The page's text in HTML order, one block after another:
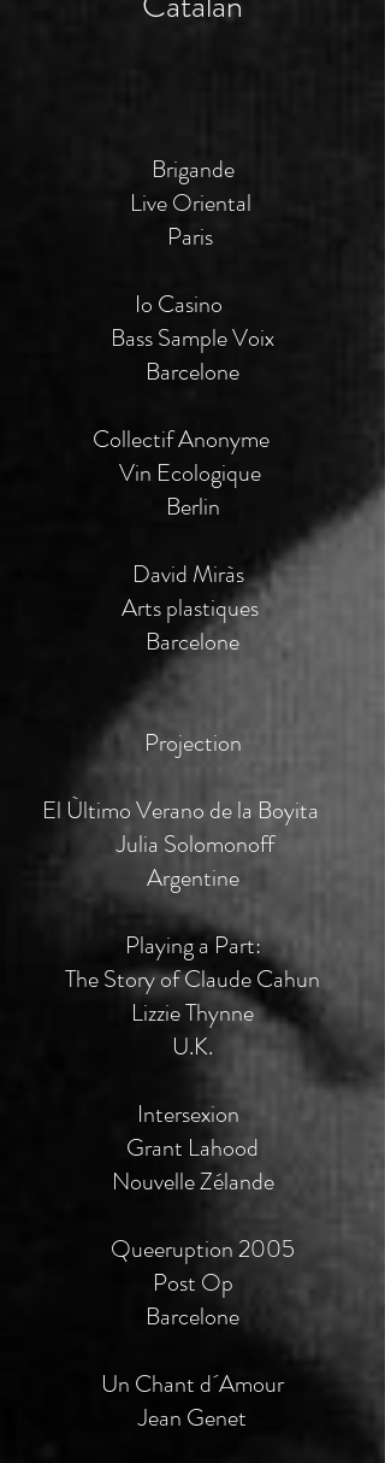
Brigande
Live Oriental
Paris
Io Casino
Bass Sample Voix
Barcelone
Collectif Anonyme
Vin Ecologique
Berlin
David Miràs
Arts plastiques
Barcelone
Projection​
El Ùltimo Verano de la Boyita
Julia Solomonoff
Argentine
Playing a Part:
The Story of Claude Cahun
Lizzie Thynne
U.K.
Intersexion
Grant Lahood
Nouvelle Zélande
Queeruption 2005 ​
Post Op
Barcelone
Un Chant d´Amour
Jean Genet